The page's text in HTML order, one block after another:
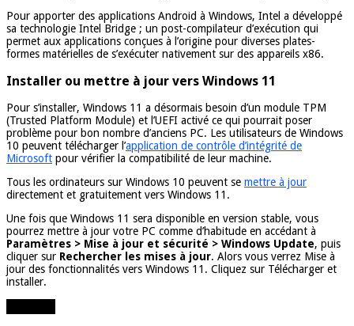
Pour apporter des applications Android à Windows, Intel a développé
sa technologie Intel Bridge ; un post-compilateur d’exécution qui
permet aux applications conçues à l’origine pour diverses plates-
formes matérielles de s’exécuter nativement sur des appareils x86.
Installer ou mettre à jour vers Windows 11
Pour s’installer, Windows 11 a désormais besoin d’un module TPM
(Trusted Platform Module) et l’UEFI activé ce qui pourrait poser
problème pour bon nombre d’anciens PC. Les utilisateurs de Windows
10 peuvent télécharger l’application de contrôle d’intégrité de
Microsoft pour vérifier la compatibilité de leur machine.
Tous les ordinateurs sur Windows 10 peuvent se mettre à jour
directement et gratuitement vers Windows 11.
Une fois que Windows 11 sera disponible en version stable, vous
pourrez mettre à jour votre PC comme d’habitude en accédant à
Paramètres > Mise à jour et sécurité > Windows Update, puis
cliquer sur Rechercher les mises à jour. Alors vous verrez Mise à
jour des fonctionnalités vers Windows 11. Cliquez sur Télécharger et
installer.